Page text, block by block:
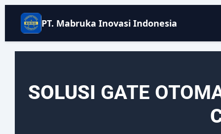
PT. Mabruka Inovasi Indonesia
SOLUSI GATE